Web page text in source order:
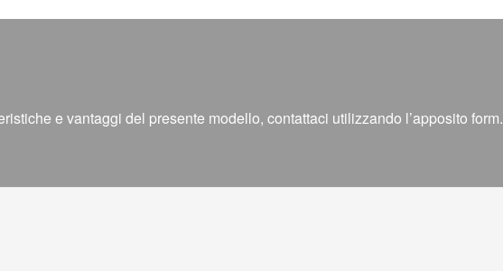
e vantaggi del presente modello, contattaci utilizzando l’apposito form.